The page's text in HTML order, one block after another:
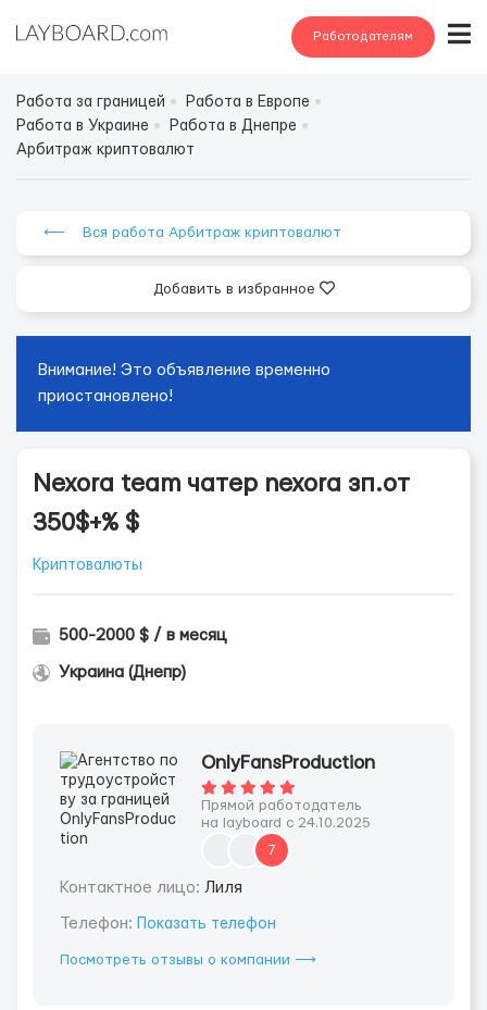
Работодателям
Работа за границей
Работа в Европе
Работа в Украине
Работа в Днепре
Арбитраж криптовалют
⟵ Вся работа Арбитраж криптовалют
Добавить в избранное
Внимание! Это объявление временно
приостановлено!
Nexora team чатер nexora зп.от
350$+% $
Криптовалюты
500-2000 $ / в месяц
Украина (Днепр)
OnlyFansProduction
Прямой работодатель
на layboard с 24.10.2025
7
Контактное лицо: Лиля
Телефон: Показать телефон
Посмотреть отзывы о компании ⟶